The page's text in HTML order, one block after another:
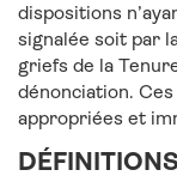
dispositions
signalée soit par
griefs de la
dénonciation.
appropriées et